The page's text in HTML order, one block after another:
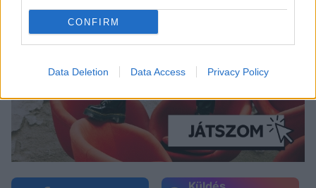
CONFIRM
Data Deletion Data Access Privacy Policy